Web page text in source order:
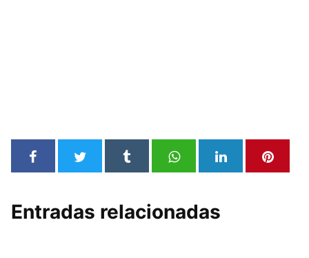
Entradas relacionadas